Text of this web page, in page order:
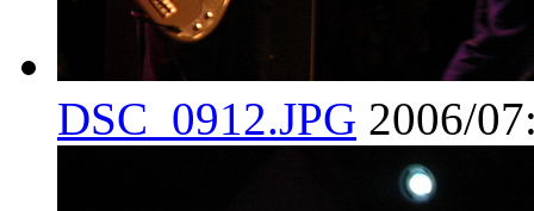
DSC_0912.JPG 2006/